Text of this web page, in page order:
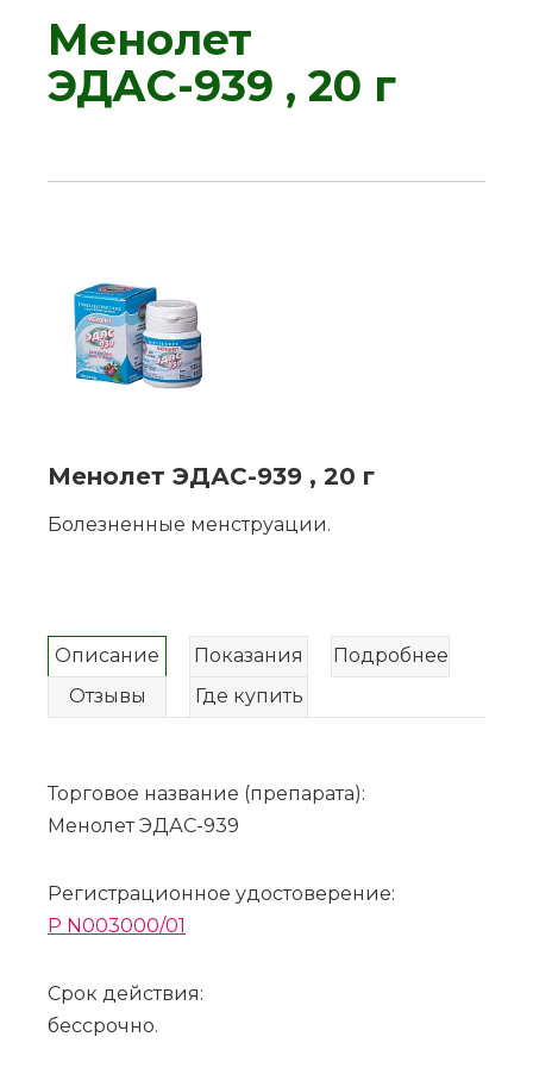
Менолет
ЭДАС-939 , 20 г
Менолет ЭДАС-939 , 20 г
Болезненные менструации.
Описание Показания
Подробнее
Отзывы
Где купить
Торговое название (препарата):
Менолет ЭДАС-939
Регистрационное удостоверение:
P N003000/01
Срок действия:
бессрочно.